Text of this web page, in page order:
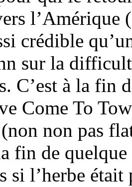
crédible
sur la
C’est à la fin
Come To
non pas
fin de
si l’herbe